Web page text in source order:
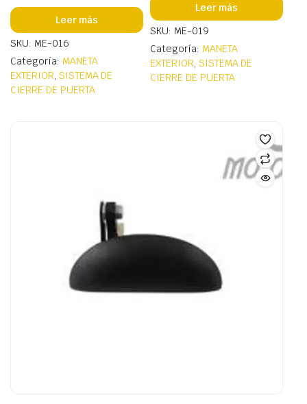
Leer más
SKU: ME-016
Categoría: MANETA
EXTERIOR, SISTEMA DE
CIERRE DE PUERTA
Leer más
SKU: ME-019
Categoría: MANETA
EXTERIOR, SISTEMA DE
CIERRE DE PUERTA